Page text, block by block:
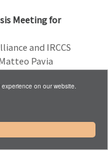
on our website.
Meeting for
and IRCCS
Pavia